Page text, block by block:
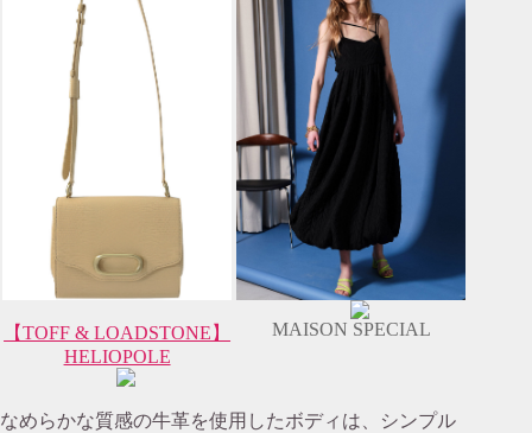
【TOFF & LOADSTONE】
HELIOPOLE
MAISON SPECIAL
なめらかな質感の牛革を使用したボディは、シンプル